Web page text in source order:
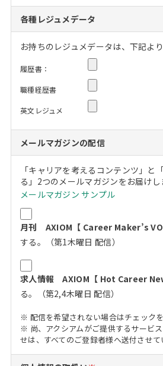
各種レジュメデータ
お持ちのレジュメデータは、下記よ
履歴書：
職種経歴書
英文レジュメ
メールマガジンの配信
「キャリアを考えるコンテンツ」と
る」2つのメールマガジンをお届けし
メールマガジン サンプル
月刊 AXIOM【 Career Maker’s
する。（第1木曜日 配信）
求人情報 AXIOM【 Hot Career
る。（第2,4木曜日 配信）
※ 配信を希望されない場合はチェックを
※ 尚、アクシアムがご提供するサービ
せは、すべてのご登録者様へ送付させて